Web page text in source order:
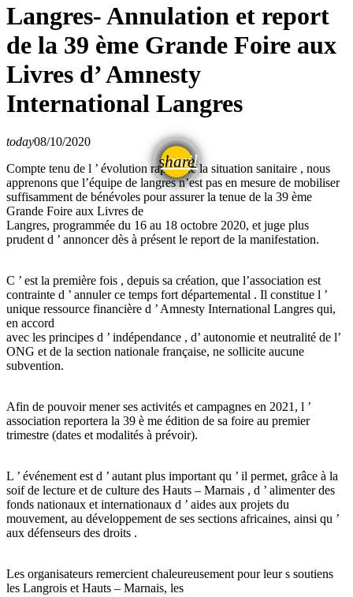
Langres- Annulation et report
de la 39 ème Grande Foire aux
Livres d’ Amnesty
International Langres
today08/10/2020
share
email
Compte tenu de l ’ évolution rapide de la situation sanitaire , nous
apprenons que l’équipe de langres n’est pas en mesure de mobiliser
suffisamment de bénévoles pour assurer la tenue de la 39 ème
Grande Foire aux Livres de
Langres, programmée du 16 au 18 octobre 2020, et juge plus
prudent d ’ annoncer dès à présent le report de la manifestation.
C ’ est la première fois , depuis sa création, que l’association est
contrainte d ’ annuler ce temps fort départemental . Il constitue l ’
unique ressource financière d ’ Amnesty International Langres qui,
en accord
avec les principes d ’ indépendance , d’ autonomie et neutralité de l’
ONG et de la section nationale française, ne sollicite aucune
subvention.
Afin de pouvoir mener ses activités et campagnes en 2021, l ’
association reportera la 39 è me édition de sa foire au premier
trimestre (dates et modalités à prévoir).
L ’ événement est d ’ autant plus important qu ’ il permet, grâce à la
soif de lecture et de culture des Hauts – Marnais , d ’ alimenter des
fonds nationaux et internationaux d ’ aides aux projets du
mouvement, au développement de ses sections africaines, ainsi qu ’
aux défenseurs des droits .
Les organisateurs remercient chaleureusement pour leur s soutiens
les Langrois et Hauts – Marnais, les